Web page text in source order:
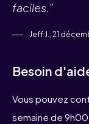
faciles.”
Jeff J., 21
Besoin
Vous pouvez
semaine de 9h00